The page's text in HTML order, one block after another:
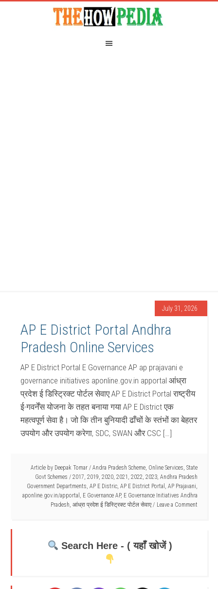
July 31, 2026
AP E District Portal Andhra
Pradesh Online Services
AP E District Portal E Governance AP ap prajavani e
governance initiatives aponline.gov.in apportal आंध्रा
प्रदेश ई डिस्ट्रिक्ट पोर्टल सेवाए AP E District Portal राष्ट्रीय
ई-गवर्नेंस योजना के तहत बनाया गया AP E District एक
महत्वपूर्ण सेवा है। जो कि तीन बुनियादी ढाँचों के स्तंभों का बेहतर
उपयोग और उपयोग करेगा, SDC, SWAN और CSC […]
Article by Deepak Tomar / Andra Pradesh Scheme, Online Services, State
Govt Schemes / 2017, 2019, 2020, 2021 , 2022, 2023, Andhra Pradesh
Government Departments, AP E Distric, AP E District Portal , AP Prajavani,
aponline.gov.in/apportal , E Governance AP, E Governance Initiatives Andhra
Pradesh, आंध्रा प्रदेश ई डिस्ट्रिक्ट पोर्टल सेवाए Leave a Comment
Search Here - ( यहाँ खोजें )